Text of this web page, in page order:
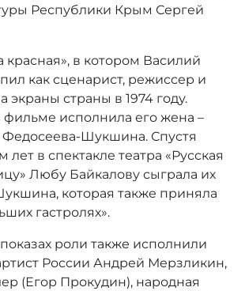
Республики Крым Сергей
в котором Василий
как сценарист, режиссер и
экраны страны в 1974 году.
фильме исполнила его жена –
Федосеева-Шукшина. Спустя
в спектакле театра «Русская
Любу Байкалову сыграла их
которая также приняла
гастролях».
роли также исполнили
России Андрей Мерзликин,
(Егор Прокудин), народная